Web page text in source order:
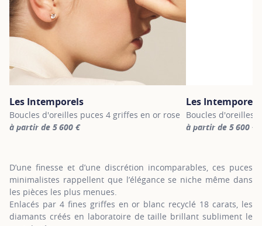
Les Intemporels
Boucles d'oreilles puces 4 griffes en or rose
à partir de 5 600 €
Les Intemporels
Boucles d'oreilles
à partir de 5 600 €
D’une finesse et d’une discrétion incomparables, ces puces
minimalistes rappellent que l’élégance se niche même dans
les pièces les plus menues.
Enlacés par 4 fines griffes en or blanc recyclé 18 carats, les
diamants créés en laboratoire de taille brillant subliment le